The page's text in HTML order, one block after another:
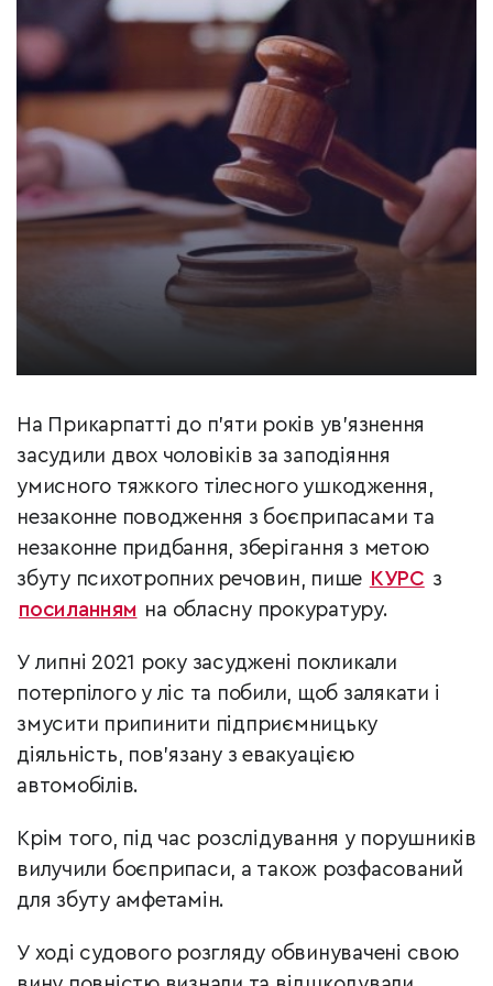
На Прикарпатті до п’яти років ув’язнення
засудили двох чоловіків за заподіяння
умисного тяжкого тілесного ушкодження,
незаконне поводження з боєприпасами та
незаконне придбання, зберігання з метою
збуту психотропних речовин, пише КУРС з
посиланням на обласну прокуратуру.
У липні 2021 року засуджені покликали
потерпілого у ліс та побили, щоб залякати і
змусити припинити підприємницьку
діяльність, пов’язану з евакуацією
автомобілів.
Крім того, під час розслідування у порушників
вилучили боєприпаси, а також розфасований
для збуту амфетамін.
У ході судового розгляду обвинувачені свою